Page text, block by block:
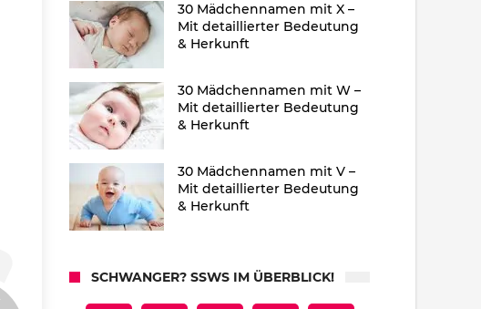
30 Mädchennamen mit X –
Mit detaillierter Bedeutung
& Herkunft
30 Mädchennamen mit W –
Mit detaillierter Bedeutung
& Herkunft
30 Mädchennamen mit V –
Mit detaillierter Bedeutung
& Herkunft
SCHWANGER? SSWS IM ÜBERBLICK!